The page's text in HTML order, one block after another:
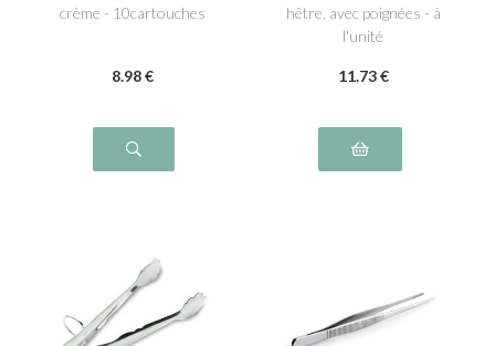
crème - 10cartouches
8.98 €
hêtre, avec poignées - à
l'unité
11.73 €